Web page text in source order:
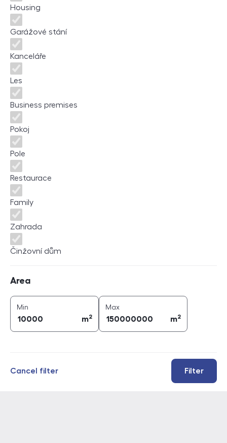
Housing
Garážové stání
Kanceláře
Les
Business premises
Pokoj
Pole
Restaurace
Family
Zahrada
Činžovní dům
Area
Min
m2
Maxarea (
m2
Filter
Cancel filter